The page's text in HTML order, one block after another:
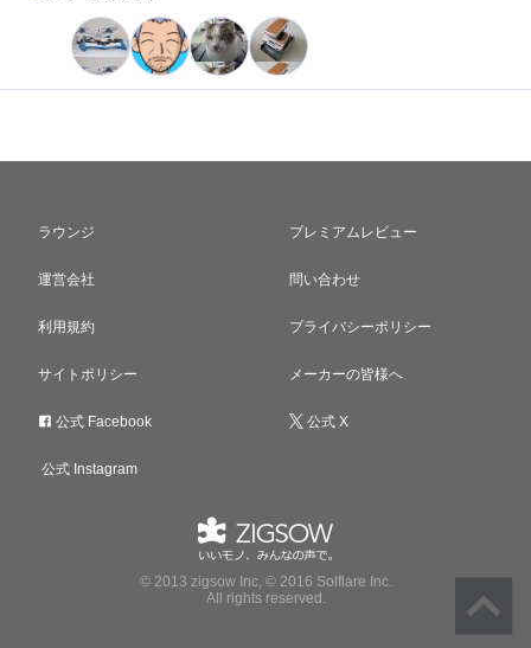
ラウンジ プレミアムレビュー
運営会社 問い合わせ
利用規約 プライバシーポリシー
サイトポリシー メーカーの皆様へ
公式 Facebook 公式 X
公式 Instagram
© 2013 zigsow Inc, © 2016 Solflare Inc.
All rights reserved.